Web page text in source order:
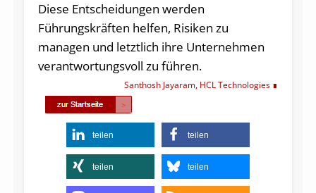
Diese Entscheidungen werden
Führungskräften helfen, Risiken zu
managen und letztlich ihre Unternehmen
verantwortungsvoll zu führen.
Santhosh Jayaram, HCL Technologies
teilen teilen
teilen teilen